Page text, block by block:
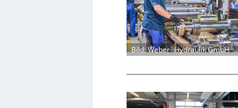
Bild: Weber- Hydraulik GmbH